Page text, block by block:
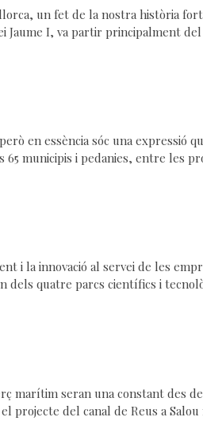
un fet de la nostra història
Jaume I, va partir principalment
en essència sóc una
municipis i pedanies, entre les
i la innovació al servei de les
quatre parcs científics i
seran una constant des
projecte del canal de Reus a